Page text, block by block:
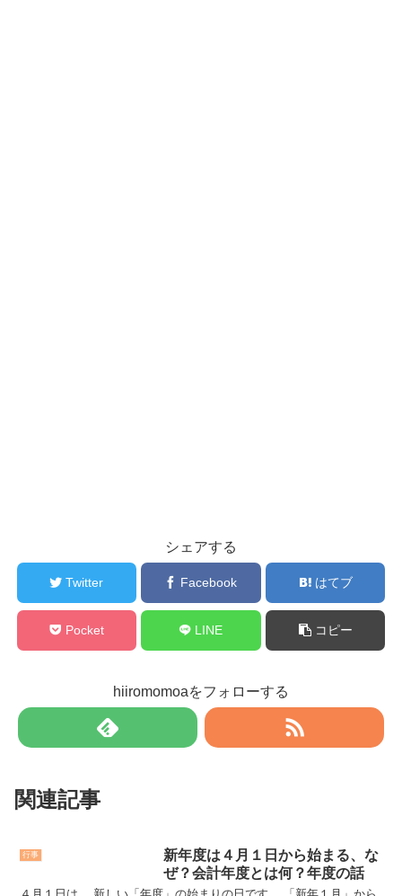
シェアする
Twitter Facebook はてブ
Pocket LINE コピー
hiiromomoaをフォローする
関連記事
行事
新年度は４月１日から始まる、な
ぜ？会計年度とは何？年度の話